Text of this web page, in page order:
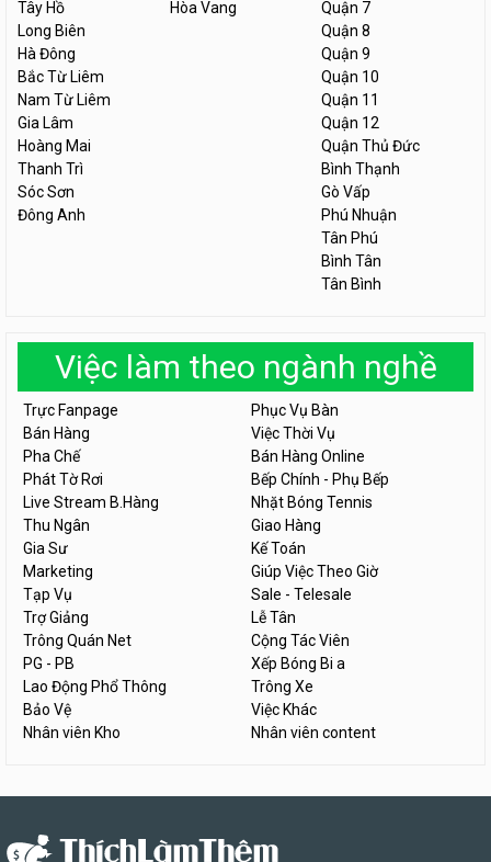
Tây Hồ
Long Biên
Hà Đông
Bắc Từ Liêm
Nam Từ Liêm
Gia Lâm
Hoàng Mai
Thanh Trì
Sóc Sơn
Đông Anh
Hòa Vang
Quận 7
Quận 8
Quận 9
Quận 10
Quận 11
Quận 12
Quận Thủ Đức
Bình Thạnh
Gò Vấp
Phú Nhuận
Tân Phú
Bình Tân
Tân Bình
Việc làm theo ngành nghề
Trực Fanpage
Phục Vụ Bàn
Bán Hàng
Việc Thời Vụ
Pha Chế
Bán Hàng Online
Phát Tờ Rơi
Bếp Chính - Phụ Bếp
Live Stream B.Hàng
Nhặt Bóng Tennis
Thu Ngân
Giao Hàng
Gia Sư
Kế Toán
Marketing
Giúp Việc Theo Giờ
Tạp Vụ
Sale - Telesale
Trợ Giảng
Lễ Tân
Trông Quán Net
Cộng Tác Viên
PG - PB
Xếp Bóng Bi a
Lao Động Phổ Thông
Trông Xe
Bảo Vệ
Việc Khác
Nhân viên Kho
Nhân viên content